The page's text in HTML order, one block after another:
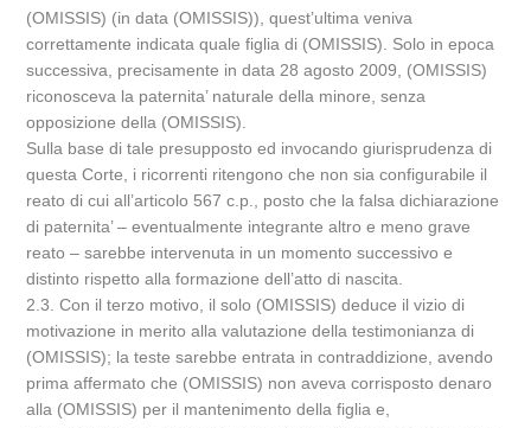
(OMISSIS) (in data (OMISSIS)), quest’ultima veniva
correttamente indicata quale figlia di (OMISSIS). Solo in epoca
successiva, precisamente in data 28 agosto 2009, (OMISSIS)
riconosceva la paternita’ naturale della minore, senza
opposizione della (OMISSIS).
Sulla base di tale presupposto ed invocando giurisprudenza di
questa Corte, i ricorrenti ritengono che non sia configurabile il
reato di cui all’articolo 567 c.p., posto che la falsa dichiarazione
di paternita’ – eventualmente integrante altro e meno grave
reato – sarebbe intervenuta in un momento successivo e
distinto rispetto alla formazione dell’atto di nascita.
2.3. Con il terzo motivo, il solo (OMISSIS) deduce il vizio di
motivazione in merito alla valutazione della testimonianza di
(OMISSIS); la teste sarebbe entrata in contraddizione, avendo
prima affermato che (OMISSIS) non aveva corrisposto denaro
alla (OMISSIS) per il mantenimento della figlia e,